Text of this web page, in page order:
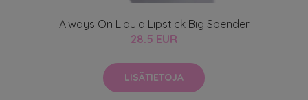
Always On Liquid Lipstick Big Spender
28.5 EUR
LISÄTIETOJA